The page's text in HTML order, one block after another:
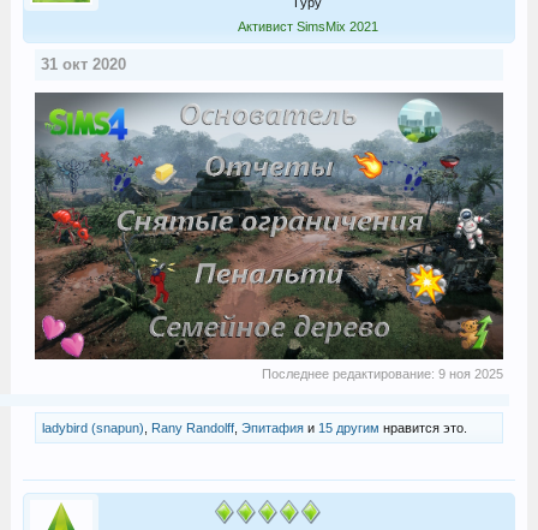
Активист SimsMix 2021
31 окт 2020
Последнее редактирование:9 ноя 2025
ladybird (snapun) Rany Randolff, Эпитафияи 15 другим нравится это.